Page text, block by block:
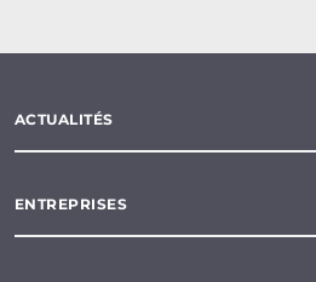
ACTUALITÉS
ENTREPRISES